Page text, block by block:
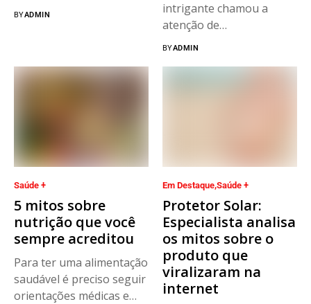
(17), aos 93...
BYADMIN
intrigante chamou a
atenção de
neuropsicólogos em
BYADMIN
Saúde +
5 mitos sobre
nutrição que você
sempre acreditou
Para ter uma alimentação
saudável é preciso seguir
orientações médicas e
Em Destaque Saúde +
Protetor Solar:
Especialista analisa
os mitos sobre o
produto que
viralizaram na
internet